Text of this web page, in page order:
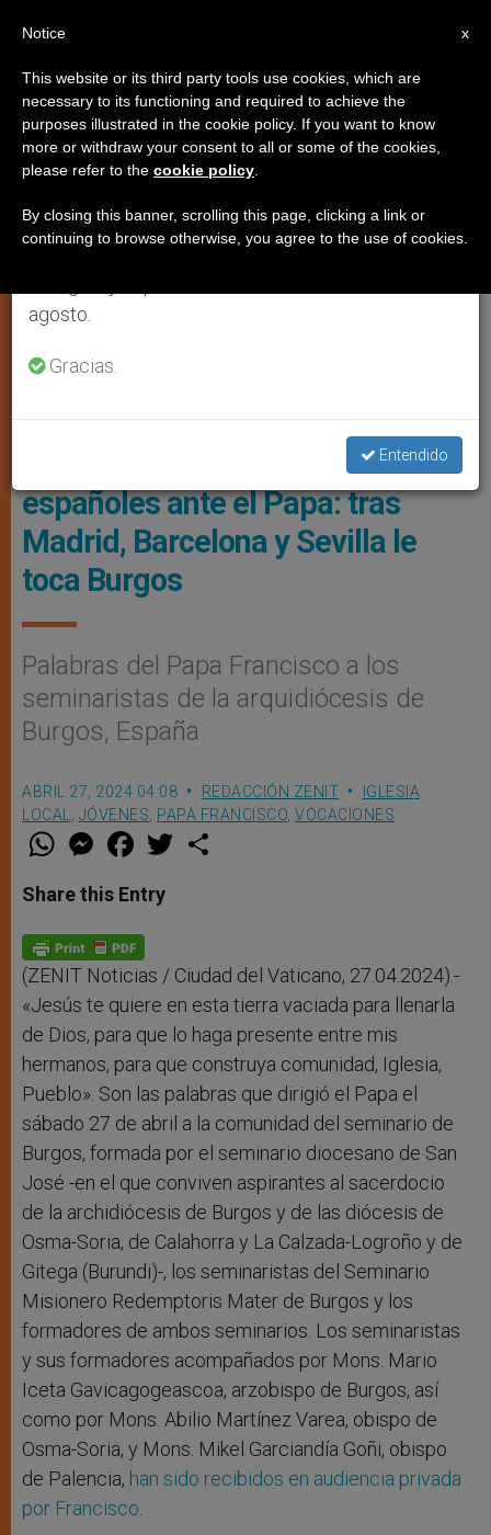
IGLESIA LOCAL,JÓVENES ,PAPA FRANCISCO ,VOCACIONES
La Sala Clementina Del Palacio Apostólico Fue El Escenario De Este
Un cuarto grupo de seminaristas
españoles ante el Papa: tras
Madrid, Barcelona y Sevilla le
toca Burgos
Palabras del Papa Francisco a los
seminaristas de la arquidiócesis de
Burgos, España
ABRIL 27, 2024 04:08 REDACCIÓN ZENIT
IGLESIA
LOCAL
JÓVENES PAPA FRANCISCO VOCACIONES
W
t
s
p
p
M
e
s
e
g
e
r
F
a
e
b
o
k
w
Share this Entry
(ZENIT Noticias / Ciudad del Vaticano, 27.04.2024).-
«Jesús te quiere en esta tierra vaciada para llenarla
de Dios, para que lo haga presente entre mis
hermanos, para que construya comunidad, Iglesia,
Pueblo». Son las palabras que dirigió el Papa el
sábado 27 de abril a la comunidad del seminario de
Burgos, formada por el seminario diocesano de San
José -en el que conviven aspirantes al sacerdocio
de la archidiócesis de Burgos y de las diócesis de
Osma-Soria, de Calahorra y La Calzada-Logroño y de
Gitega (Burundi)-, los seminaristas del Seminario
Misionero Redemptoris Mater de Burgos y los
formadores de ambos seminarios. Los seminaristas
y sus formadores acompañados por Mons. Mario
Iceta Gavicagogeascoa, arzobispo de Burgos, así
como por Mons. Abilio Martínez Varea, obispo de
Osma-Soria, y Mons. Mikel Garciandía Goñi, obispo
de Palencia, han sido recibidos en audiencia privada
por Francisco
×
Aviso importante
Del 27 de julio al 7 de agosto haremos la pausa
anual, aprovechando que en el periodo de verano
se generan menos informaciones y también el
agosto.
Gracias.
Entendido
x
Notice
This website or its third party tools use cookies, which are
necessary to its functioning and required to achieve the
purposes illustrated in the cookie policy. If you want to know
more or withdraw your consent to all or some of the cookies,
please refer to the cookie policy
By closing this banner, scrolling this page, clicking a link or
continuing to browse otherwise, you agree to the use of cookies.